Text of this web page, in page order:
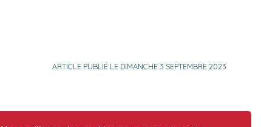
ARTICLE PUBLIÉ LE DIMANCHE 3 SEPTEMBRE 2023